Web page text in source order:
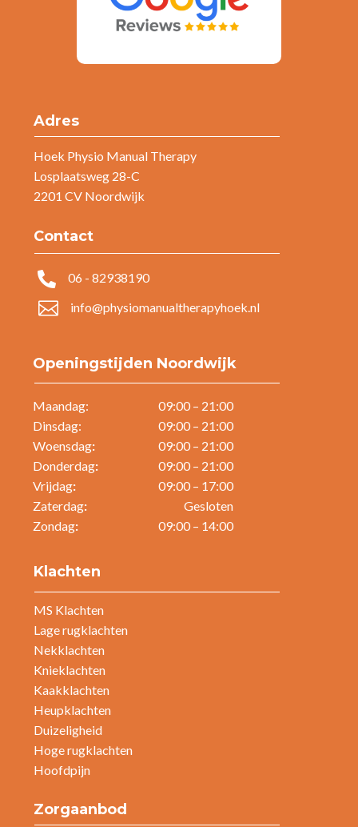
Adres
Hoek Physio Manual Therapy
Losplaatsweg 28-C
2201 CV Noordwijk
Contact
 06 - 82938190
 info@physiomanualtherapyhoek.nl
Openingstijden Noordwijk
Maandag:
09:00 – 21:00
Dinsdag:
09:00 – 21:00
Woensdag:
09:00 – 21:00
Donderdag:
09:00 – 21:00
Vrijdag:
09:00 – 17:00
Zaterdag:
Gesloten
Zondag: 09:00 – 14:00
Klachten
MS Klachten
Lage rugklachten
Nekklachten
Knieklachten
Kaakklachten
Heupklachten
Duizeligheid
Hoge rugklachten
Hoofdpijn
Zorgaanbod